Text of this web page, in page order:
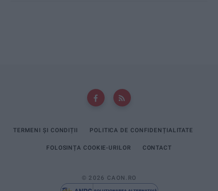
TERMENI ȘI CONDIȚII POLITICA DE CONFIDENȚIALITATE
FOLOSINȚA COOKIE-URILOR CONTACT
© 2026 CAON.RO